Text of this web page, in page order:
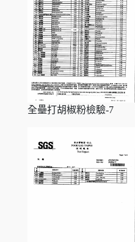
全壘打胡椒粉檢驗-7